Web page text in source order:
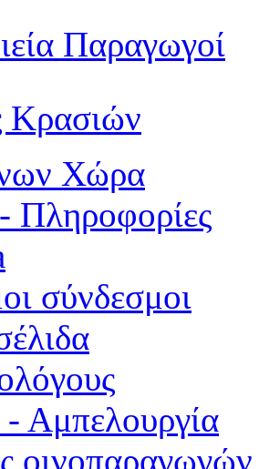
Παραγωγοί
Κρασιών
Χώρα
Πληροφορίες
σύνδεσμοι
Αμπελουργία
οινοπαραγωγών